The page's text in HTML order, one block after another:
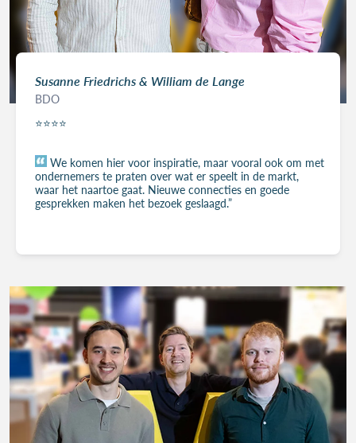
Susanne Friedrichs & William de Lange
BDO
⭐⭐⭐⭐
We komen hier voor inspiratie, maar vooral ook om met
ondernemers te praten over wat er speelt in de markt,
waar het naartoe gaat. Nieuwe connecties en goede
gesprekken maken het bezoek geslaagd.”